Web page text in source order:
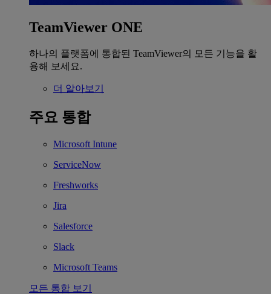
TeamViewer ONE
하나의 플랫폼에 통합된 TeamViewer의 모든 기능을 활
용해 보세요.
더 알아보기
주요 통합
Microsoft Intune
ServiceNow
Freshworks
Jira
Salesforce
Slack
Microsoft Teams
모든 통합 보기